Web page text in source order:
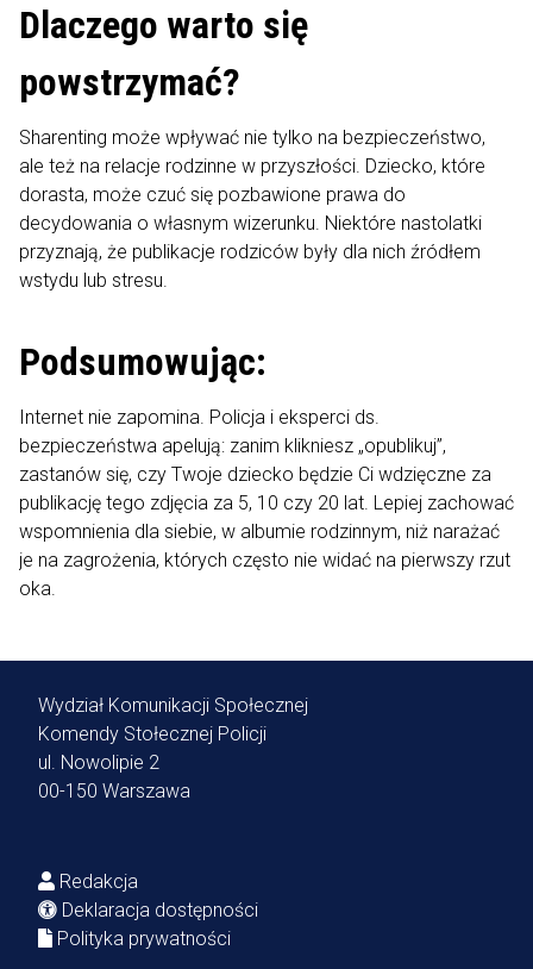
Dlaczego warto się
powstrzymać?
Sharenting może wpływać nie tylko na bezpieczeństwo,
ale też na relacje rodzinne w przyszłości. Dziecko, które
dorasta, może czuć się pozbawione prawa do
decydowania o własnym wizerunku. Niektóre nastolatki
przyznają, że publikacje rodziców były dla nich źródłem
wstydu lub stresu.
Podsumowując:
Internet nie zapomina. Policja i eksperci ds.
bezpieczeństwa apelują: zanim klikniesz „opublikuj”,
zastanów się, czy Twoje dziecko będzie Ci wdzięczne za
publikację tego zdjęcia za 5, 10 czy 20 lat. Lepiej zachować
wspomnienia dla siebie, w albumie rodzinnym, niż narażać
je na zagrożenia, których często nie widać na pierwszy rzut
oka.
Wydział Komunikacji Społecznej
Komendy Stołecznej Policji
ul. Nowolipie 2
00-150 Warszawa
Redakcja
Deklaracja dostępności
Polityka prywatności